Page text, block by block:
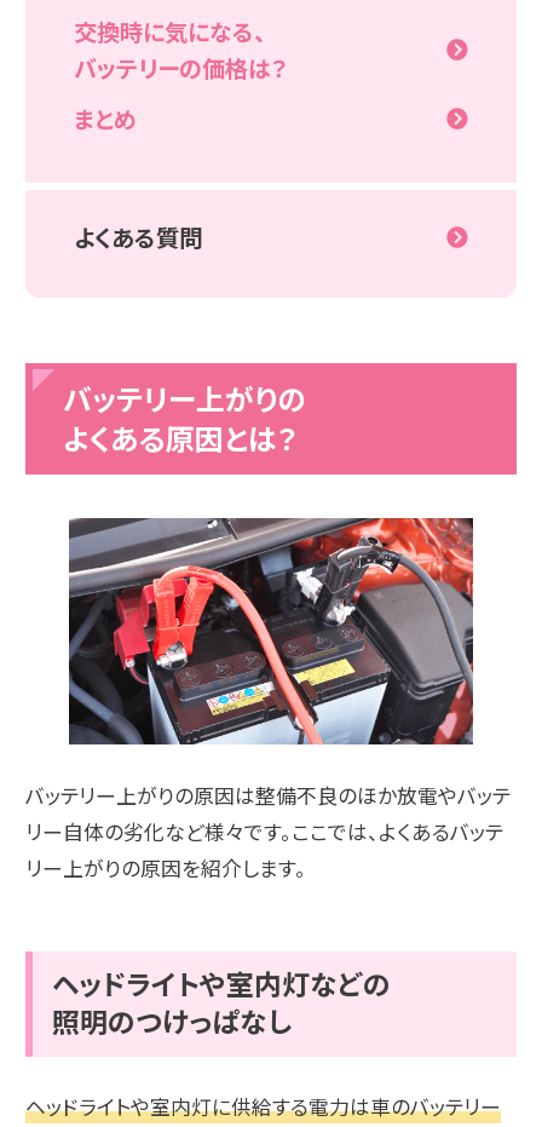
交換時に気になる、
バッテリーの価格は？
まとめ
よくある質問
バッテリー上がりの
よくある原因とは？
バッテリー上がりの原因は整備不良のほか放電やバッテ
リー自体の劣化など様々です。ここでは、よくあるバッテ
リー上がりの原因を紹介します。
ヘッドライトや室内灯などの
照明のつけっぱなし
ヘッドライトや室内灯に供給する電力は車のバッテリー